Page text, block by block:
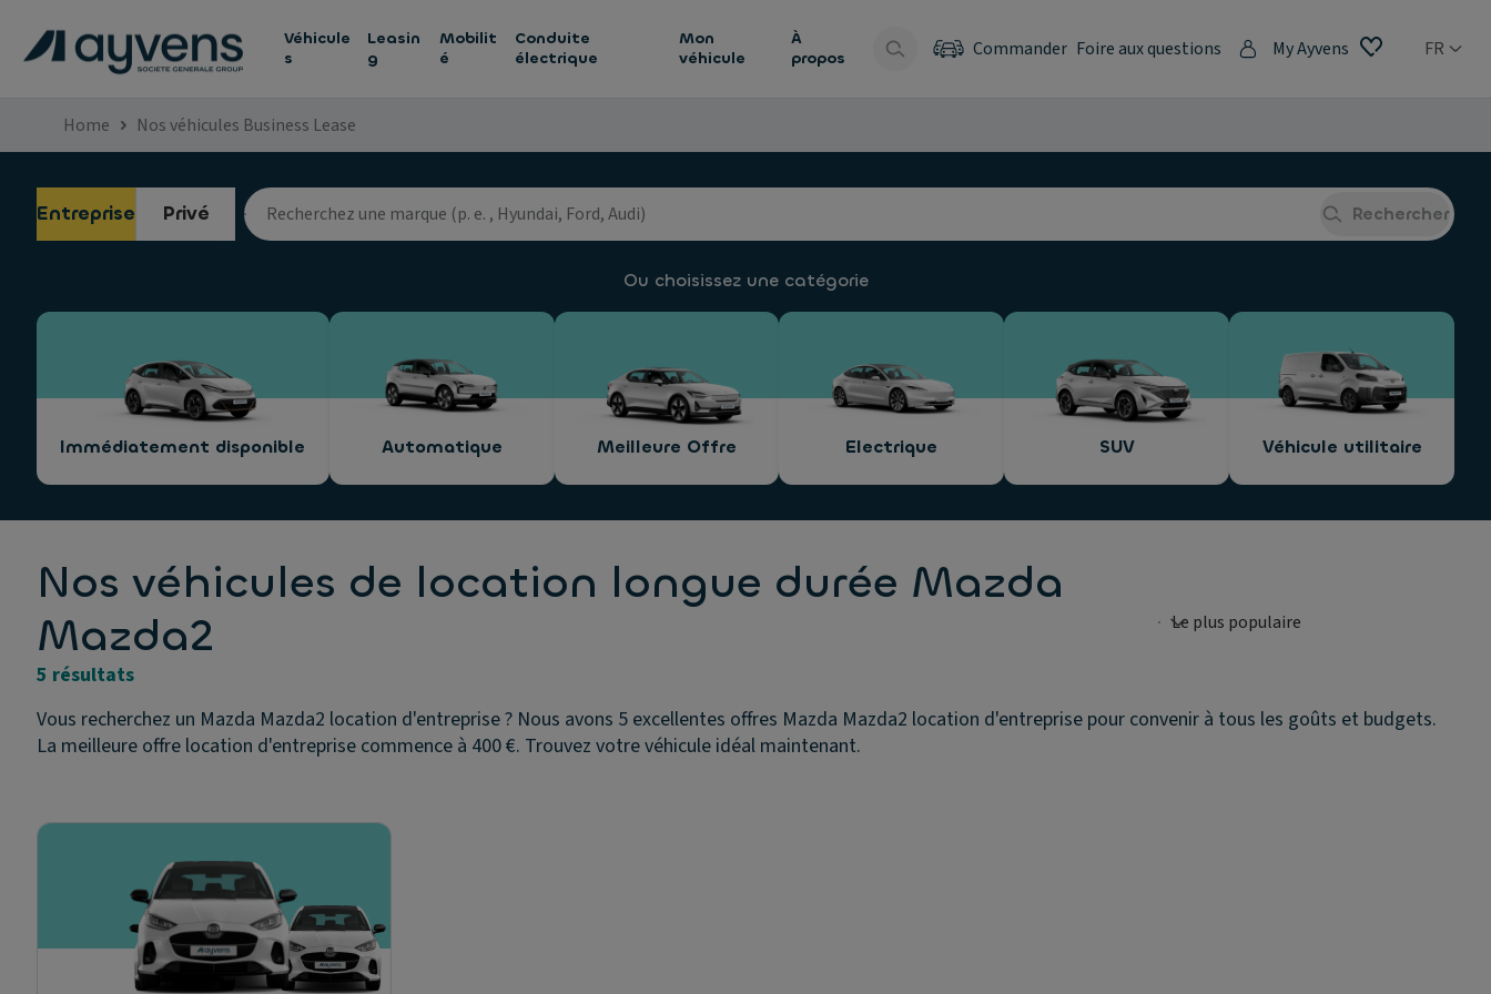
Véhicule
s
Leasin
g
Mobilit
é
Conduite
électrique
Mon
véhicule
À
propos
Commander Foire aux questions My Ayvens FR
Home Nos véhicules Business Lease
Entreprise Privé Rechercher
Ou choisissez une catégorie
Immédiatement disponible Automatique Meilleure Offre Electrique SUV Véhicule utilitaire
Nos véhicules de location longue durée Mazda
Mazda2
5 résultats
Vous recherchez un Mazda Mazda2 location d'entreprise ? Nous avons 5 excellentes offres Mazda Mazda2 location d'entreprise pour convenir à tous les goûts et budgets.
La meilleure offre location d'entreprise commence à 400 €. Trouvez votre véhicule idéal maintenant.